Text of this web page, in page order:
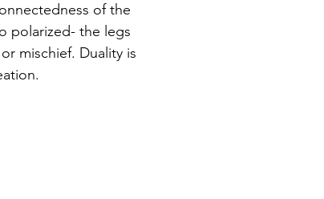
of the
polarized- the legs
mischief. Duality is